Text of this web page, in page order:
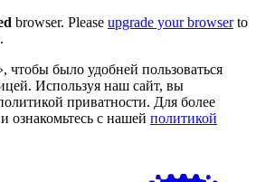
browser. Please upgrade your browserto
было удобней пользоваться
Используя наш сайт, вы
приватности. Для более
с нашей политикой